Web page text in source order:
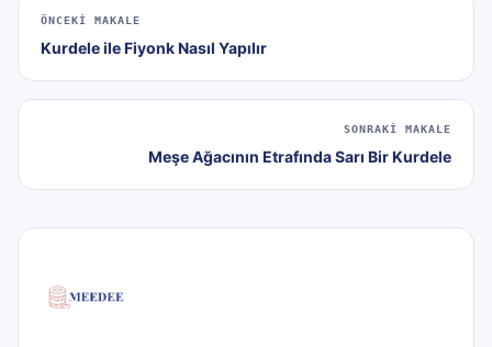
ÖNCEKI MAKALE
Kurdele ile Fiyonk Nasıl Yapılır
SONRAKI MAKALE
Meşe Ağacının Etrafında Sarı Bir Kurdele